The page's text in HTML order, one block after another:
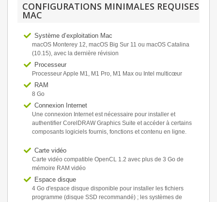
CONFIGURATIONS MINIMALES REQUISES
MAC
Système d’exploitation Mac
macOS Monterey 12, macOS Big Sur 11 ou macOS Catalina
(10.15), avec la dernière révision
Processeur
Processeur Apple M1, M1 Pro, M1 Max ou Intel multicœur
RAM
8 Go
Connexion Internet
Une connexion Internet est nécessaire pour installer et
authentifier CorelDRAW Graphics Suite et accéder à certains
composants logiciels fournis, fonctions et contenu en ligne.
Carte vidéo
Carte vidéo compatible OpenCL 1.2 avec plus de 3 Go de
mémoire RAM vidéo
Espace disque
4 Go d'espace disque disponible pour installer les fichiers
programme (disque SSD recommandé) ; les systèmes de